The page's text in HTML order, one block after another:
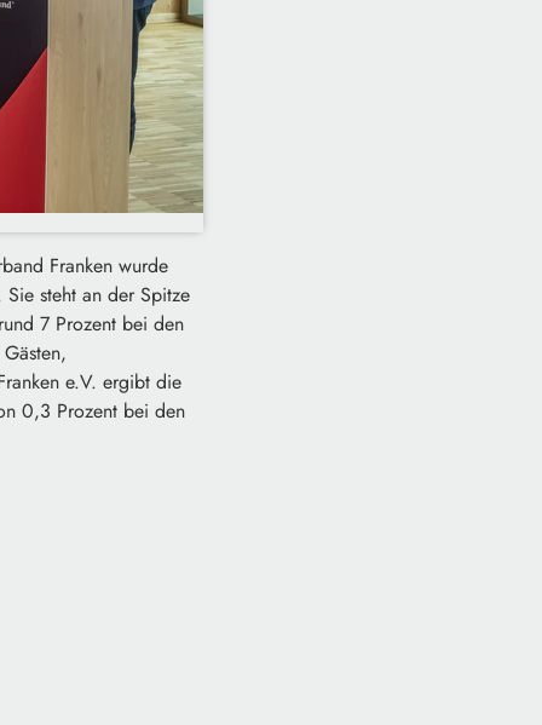
Franken wurde
steht an der Spitze
7 Prozent bei den
e.V. ergibt die
0,3 Prozent bei den